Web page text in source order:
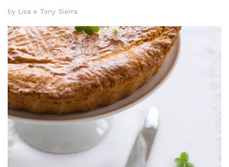
by Lisa e Tony Sierra